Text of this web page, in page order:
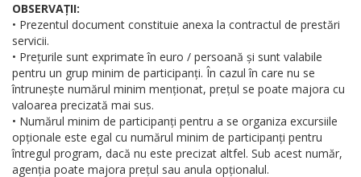
OBSERVAȚII:
• Prezentul document constituie anexa la contractul de prestări
servicii.
• Prețurile sunt exprimate în euro / persoană și sunt valabile
pentru un grup minim de participanți. În cazul în care nu se
întrunește numărul minim menționat, prețul se poate majora cu
valoarea precizată mai sus.
• Numărul minim de participanți pentru a se organiza excursiile
opționale este egal cu numărul minim de participanți pentru
întregul program, dacă nu este precizat altfel. Sub acest număr,
agenția poate majora prețul sau anula opționalul.